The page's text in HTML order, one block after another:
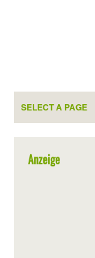
Anzeige